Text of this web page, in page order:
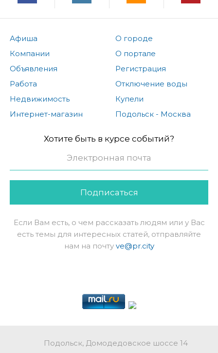
Афиша
Компании
Объявления
Работа
Недвижимость
Интернет-магазин
О городе
О портале
Регистрация
Отключение воды
Купели
Подольск - Москва
Хотите быть в курсе событий?
Подписаться
Если Вам есть, о чем рассказать людям или у Вас
есть темы для интересных статей, отправляйте
нам на почту ve@pr.city
Подольск, Домодедовское шоссе 14